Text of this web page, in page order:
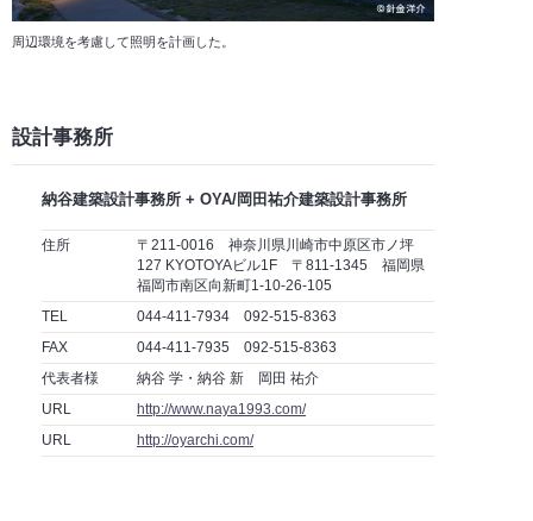
周辺環境を考慮して照明を計画した。
設計事務所
納谷建築設計事務所 + OYA/岡田祐介建築設計事務所
住所
〒211-0016 神奈川県川崎市中原区市ノ坪
127 KYOTOYAビル1F 〒811-1345 福岡県
福岡市南区向新町1-10-26-105
TEL
044-411-7934 092-515-8363
FAX
044-411-7935 092-515-8363
代表者様
納谷 学・納谷 新 岡田 祐介
URL
http://www.naya1993.com/
URL
http://oyarchi.com/